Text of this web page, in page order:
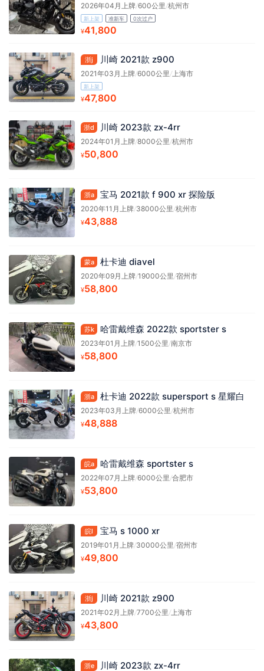
2026年04月上牌/600公里 /杭州市
新上架 准新车 0次过户
¥41,800
浙j 川崎 2021款 z900
2021年03月上牌/6000公里 /上海市
新上架
¥47,800
浙d 川崎 2023款 zx-4rr
2024年01月上牌/8000公里 /杭州市
¥50,800
浙a 宝马 2021款 f 900 xr 探险版
2020年11月上牌/38000公里 /杭州市
¥43,888
蒙a 杜卡迪 diavel
2020年09月上牌/19000公里 /宿州市
¥58,800
苏k 哈雷戴维森 2022款 sportster s
2023年01月上牌/1500公里 /南京市
¥58,800
浙a 杜卡迪 2022款 supersport s 星耀白
2023年03月上牌/6000公里 /杭州市
¥48,888
皖a 哈雷戴维森 sportster s
2022年07月上牌/6000公里 /合肥市
¥53,800
皖l 宝马 s 1000 xr
2019年01月上牌/30000公里 /宿州市
¥49,800
浙j 川崎 2021款 z900
2021年02月上牌/7700公里 /上海市
¥43,800
浙e 川崎 2023款 zx-4rr